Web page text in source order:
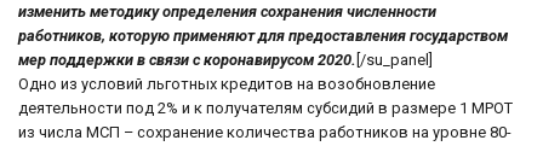
изменить методику определения сохранения численности
работников, которую применяют для предоставления государством
мер поддержки в связи с коронавирусом 2020. [/su_panel]
Одно из условий льготных кредитов на возобновление
деятельности под 2% и к получателям субсидий в размере 1 МРОТ
из числа МСП – сохранение количества работников на уровне 80-